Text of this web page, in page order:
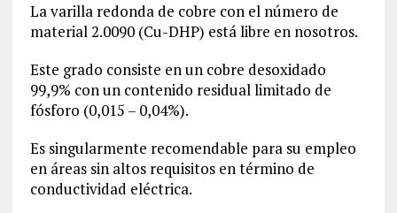
La varilla redonda de cobre con el número de
material2.0090(Cu-DHP) está libre en nosotros.
Este grado consiste en un cobre desoxidado
99,9% con un contenido residual limitado de
fósforo (0,015 – 0,04%).
Es singularmente recomendable para su empleo
en áreas sin altos requisitos en término de
conductividad eléctrica.